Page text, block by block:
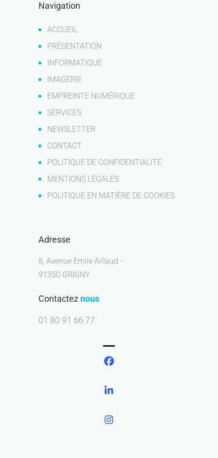
Navigation
ACCUEIL
PRÉSENTATION
INFORMATIQUE
IMAGERIE
EMPREINTE NUMÉRIQUE
SERVICES
NEWSLETTER
CONTACT
POLITIQUE DE CONFIDENTIALITÉ
MENTIONS LÉGALES
POLITIQUE EN MATIÈRE DE COOKIES
Adresse
8, Avenue Emile Aillaud –
91350 GRIGNY
Contactez nous
01 80 91 66 77